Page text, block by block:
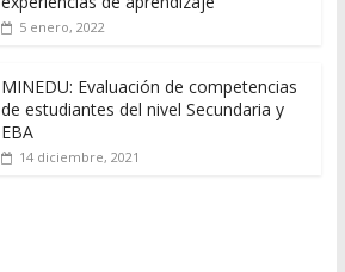
5 enero, 2022
MINEDU: Evaluación de competencias
de estudiantes del nivel Secundaria y
EBA
14 diciembre, 2021